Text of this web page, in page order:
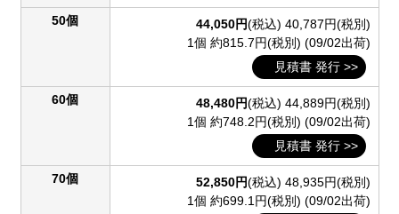
50個 44,050円(税込) 40,787円(税別)
1個 約815.7円(税別) (09/02出荷)
見積書 発行 >>
60個 48,480円(税込) 44,889円(税別)
1個 約748.2円(税別) (09/02出荷)
見積書 発行 >>
70個 52,850円(税込) 48,935円(税別)
1個 約699.1円(税別) (09/02出荷)